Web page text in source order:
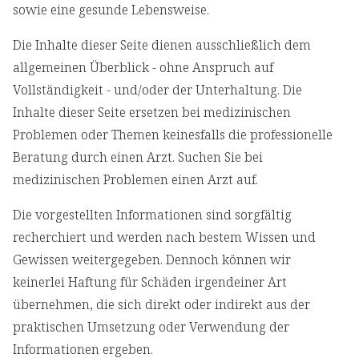
sowie eine gesunde Lebensweise.
Die Inhalte dieser Seite dienen ausschließlich dem
allgemeinen Überblick - ohne Anspruch auf
Vollständigkeit - und/oder der Unterhaltung. Die
Inhalte dieser Seite ersetzen bei medizinischen
Problemen oder Themen keinesfalls die professionelle
Beratung durch einen Arzt. Suchen Sie bei
medizinischen Problemen einen Arzt auf.
Die vorgestellten Informationen sind sorgfältig
recherchiert und werden nach bestem Wissen und
Gewissen weitergegeben. Dennoch können wir
keinerlei Haftung für Schäden irgendeiner Art
übernehmen, die sich direkt oder indirekt aus der
praktischen Umsetzung oder Verwendung der
Informationen ergeben.